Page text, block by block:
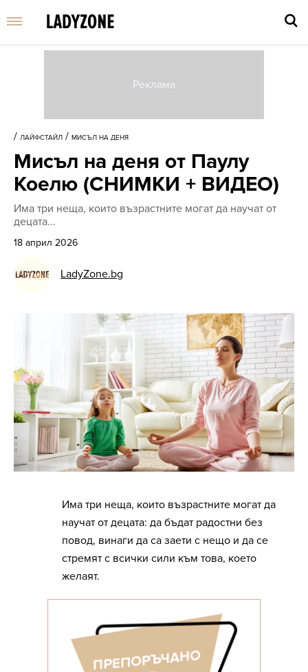
/ ЛАЙФСТАЙЛ / МИСЪЛ НА ДЕНЯ
Мисъл на деня от Паулу
Коелю (СНИМКИ + ВИДЕО)
Има три неща, които възрастните могат да научат от
децата...
18 април 2026
LadyZone.bg
Има три неща, които възрастните могат да
научат от децата: да бъдат радостни без
повод, винаги да са заети с нещо и да се
стремят с всички сили към това, което
желаят.